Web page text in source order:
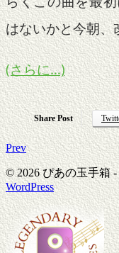
はないかと今朝
(さらに…)
Share Post
Prev
© 2026 ぴあの玉手箱 -
WordPress